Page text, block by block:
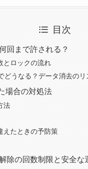
目次
回まで許される？
とロックの流れ
どうなる？データ消去のリ
場合の対処法
法
えたときの予防策
除の回数制限と安全な